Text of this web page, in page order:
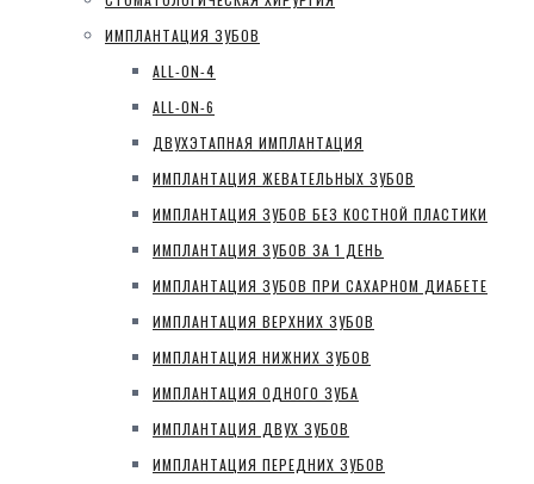
ИМПЛАНТАЦИЯ ЗУБОВ
ALL-ON-4
ALL-ON-6
ДВУХЭТАПНАЯ ИМПЛАНТАЦИЯ
ИМПЛАНТАЦИЯ ЖЕВАТЕЛЬНЫХ ЗУБОВ
ИМПЛАНТАЦИЯ ЗУБОВ БЕЗ КОСТНОЙ ПЛАСТИКИ
ИМПЛАНТАЦИЯ ЗУБОВ ЗА 1 ДЕНЬ
ИМПЛАНТАЦИЯ ЗУБОВ ПРИ САХАРНОМ ДИАБЕТЕ
ИМПЛАНТАЦИЯ ВЕРХНИХ ЗУБОВ
ИМПЛАНТАЦИЯ НИЖНИХ ЗУБОВ
ИМПЛАНТАЦИЯ ОДНОГО ЗУБА
ИМПЛАНТАЦИЯ ДВУХ ЗУБОВ
ИМПЛАНТАЦИЯ ПЕРЕДНИХ ЗУБОВ